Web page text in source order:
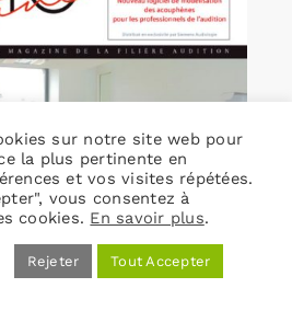
sur notre site web pour
la plus pertinente en
et vos visites répétées.
vous consentez à
cookies. En savoir plus.
Rejeter Tout Accepter